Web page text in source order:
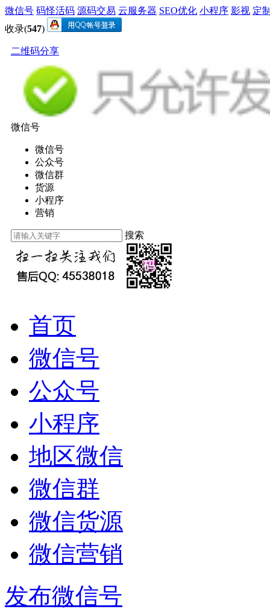
微信号 码怪活码 源码交易 云服务器 SEO优化 小程序 影视 定
收录(547)
二维码分享
微信号
微信号
公众号
微信群
货源
小程序
营销
搜索
首页
微信号
公众号
小程序
地区微信
微信群
微信货源
微信营销
发布微信号